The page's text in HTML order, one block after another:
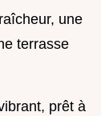
une
terrasse
prêt à